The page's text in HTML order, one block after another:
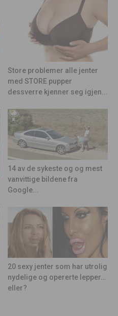
Store problemer alle jenter
med STORE pupper
dessverre kjenner seg igjen...
14 av de sykeste og og mest
vanvittige bildene fra
Google...
20 sexy jenter som har utrolig
nydelige og opererte lepper…
eller?